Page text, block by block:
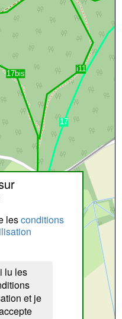
lesconditions
lu les
et je